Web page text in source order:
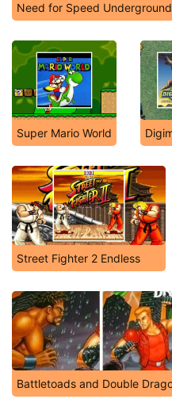
Need for Speed Underground
Super Mario World
Street Fighter 2 Endless
Battletoads and Double